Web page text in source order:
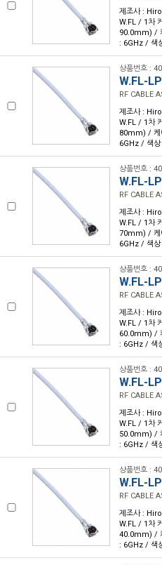
제조사 :
W.FL / 1차
90.0mm) /
: 6GHz / 색
상품번호 :
W.FL-
RF CABLE
제조사 :
W.FL / 1차
80mm) / 케
6GHz / 색상
상품번호 :
W.FL-
RF CABLE
제조사 :
W.FL / 1차
70mm) / 케
6GHz / 색상
상품번호 :
W.FL-
RF CABLE
제조사 :
W.FL / 1차
60.0mm) /
: 6GHz / 색
상품번호 :
W.FL-
RF CABLE
제조사 :
W.FL / 1차
50.0mm) /
: 6GHz / 색
상품번호 :
W.FL-
RF CABLE
제조사 :
W.FL / 1차
40.0mm) /
: 6GHz / 색